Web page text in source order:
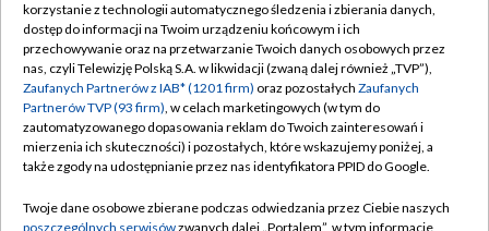
TVP
Abonament TVP
Emisja w TVP
Centrum informacji TVP
Naziemna Telewizja Cyfrowa
Rada Programowa
Regulamin TVP
Polityka prywatności
Moje zgody
Pomoc
korzystanie z technologii automatycznego śledzenia i zbierania danych,
dostęp do informacji na Twoim urządzeniu końcowym i ich
przechowywanie oraz na przetwarzanie Twoich danych osobowych przez
nas, czyli Telewizję Polską S.A. w likwidacji (zwaną dalej również „TVP”),
Zaufanych Partnerów z IAB* (1201 firm) oraz pozostałych Zaufanych
Partnerów TVP (93 firm), w celach marketingowych (w tym do
zautomatyzowanego dopasowania reklam do Twoich zainteresowań i
mierzenia ich skuteczności) i pozostałych, które wskazujemy poniżej, a
także zgody na udostępnianie przez nas identyfikatora PPID do Google.
Twoje dane osobowe zbierane podczas odwiedzania przez Ciebie naszych
poszczególnych serwisówzwanych dalej „Portalem”, w tym informacje